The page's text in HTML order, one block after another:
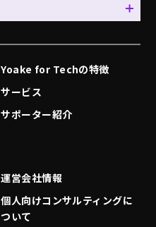
Yoake for Techの特徴
サービス
サポーター紹介
運営会社情報
個人向けコンサルティングに
ついて